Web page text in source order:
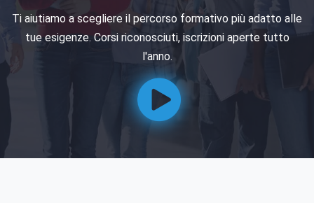
Ti aiutiamo a scegliere il percorso formativo più adatto alle
tue esigenze. Corsi riconosciuti, iscrizioni aperte tutto
l'anno.